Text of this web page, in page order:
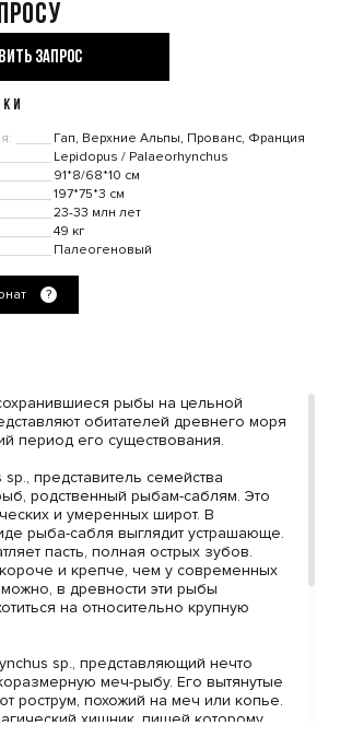
ЗАПРОС
Гап, Верхние Альпы, Прованс, Франция
Lepidopus / Palaeorhynchus
91*8/68*10 см
197*75*3 см
23-33 млн лет
49 кг
Палеогеновый
?
рыбы на цельной
обитателей древнего моря
период его существования.
представитель семейства
родственный рыбам-саблям. Это
и умеренных широт. В
рыба-сабля выглядит устрашающе.
пасть, полная острых зубов.
и крепче, чем у современных
в древности эти рыбы
на относительно крупную
sp., представляющий нечто
меч-рыбу. Его вытянутые
рострум, похожий на меч или копье.
хищник, пищей которому